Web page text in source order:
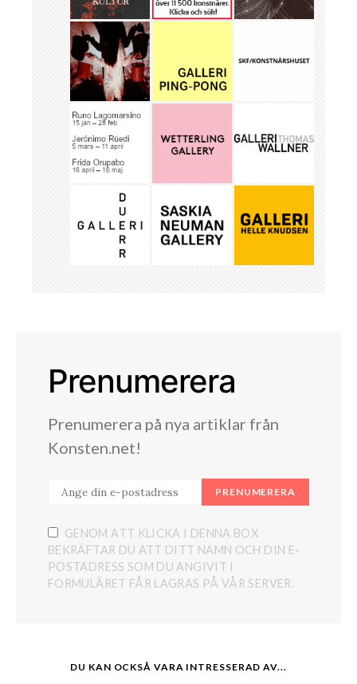
Prenumerera
Prenumerera på nya artiklar från
Konsten.net!
PRENUMERERA
GENOM ATT KLICKA I DENNA BOX
BEKRÄFTAR DU ATT DITT NAMN OCH DIN E-
POSTADRESS SOM DU ANGIVIT I
FORMULÄRET FÅR LAGRAS PÅ VÅR SERVER.
DU KAN OCKSÅ VARA INTRESSERAD AV...